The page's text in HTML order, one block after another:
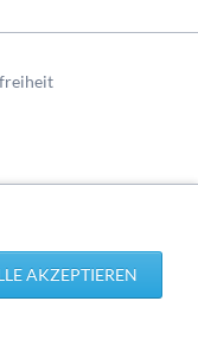
AKZEPTIEREN